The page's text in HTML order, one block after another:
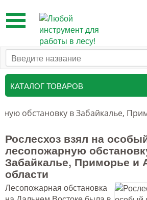
Toggle
navigation
КАТАЛОГ ТОВАРОВ
Таксационный инструмент
Маркировочные средства
Бензоинструмент и
принадлежности
Инструмент лесоруба
обстановку в Забайкалье,
Рослесхоз взял на
лесопожарную
Забайкалье, Приморье и
области
Лесопожарная обстановка